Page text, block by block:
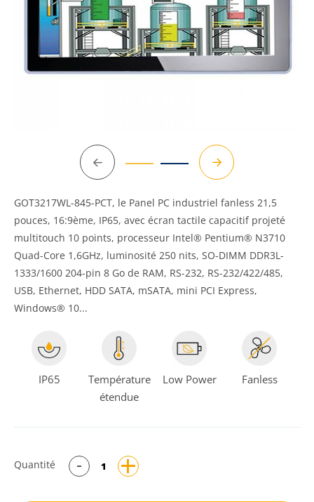
Précédent Suivant
GOT3217WL-845-PCT, le Panel PC industriel fanless 21,5
pouces, 16:9ème, IP65, avec écran tactile capacitif projeté
multitouch 10 points, processeur Intel® Pentium® N3710
Quad-Core 1,6GHz, luminosité 250 nits, SO-DIMM DDR3L-
1333/1600 204-pin 8 Go de RAM, RS-232, RS-232/422/485,
USB, Ethernet, HDD SATA, mSATA, mini PCI Express,
Windows® 10...
IP65
Température
étendue
Low Power Fanless
Quantité